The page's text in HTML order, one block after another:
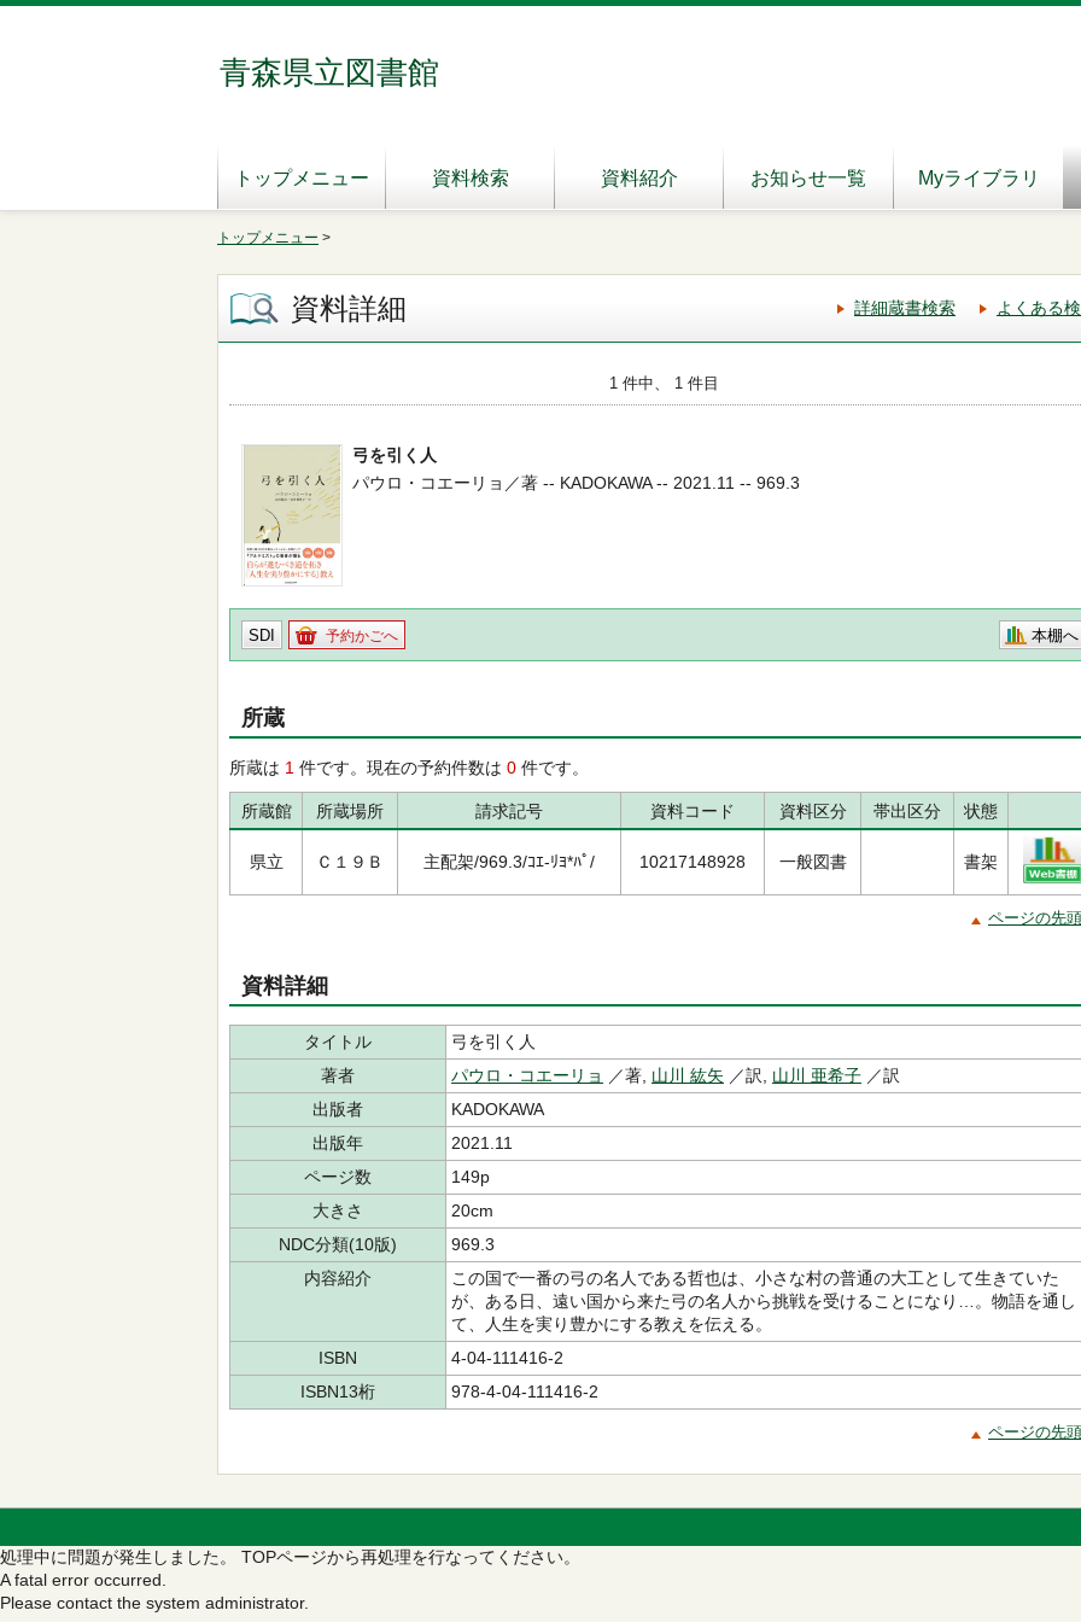
青森県立図書館
トップメニュー 資料検索 資料紹介 お知らせ一覧 Myライブラリ
トップメニュー >
資料詳細 詳細蔵書検索 よくある
1 件中、 1 件目
弓を引く人
パウロ・コエーリョ／著 -- KADOKAWA -- 2021.11 -- 969.3
SDI 予約かごへ 本棚へ
所蔵
所蔵は 1 件です。現在の予約件数は 0 件です。
所蔵館 所蔵場所 請求記号 資料コード 資料区分 帯出区分 状態
県立 Ｃ１９Ｂ 主配架/969.3/ｺｴ-ﾘﾖ*ﾊﾟ/ 10217148928 一般図書 書架
ページの先
資料詳細
タイトル
弓を引く人
著者
パウロ・コエーリョ ／著, 山川 紘矢 ／訳, 山川 亜希子 ／訳
出版者
KADOKAWA
出版年
2021.11
ページ数
149p
大きさ
20cm
NDC分類(10版)
969.3
内容紹介
この国で一番の弓の名人である哲也は、小さな村の普通の大工として生きていた
が、ある日、遠い国から来た弓の名人から挑戦を受けることになり…。物語を通し
て、人生を実り豊かにする教えを伝える。
ISBN
4-04-111416-2
ISBN13桁
978-4-04-111416-2
ページの先
処理中に問題が発生しました。 TOPページから再処理を行なってください。
A fatal error occurred.
Please contact the system administrator.